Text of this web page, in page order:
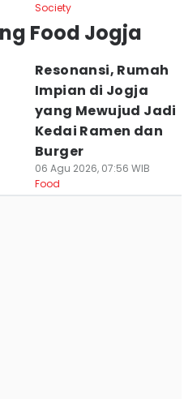
Society
Food Jogja
Resonansi, Rumah
Impian di Jogja
yang Mewujud Jadi
Kedai Ramen dan
Burger
06 Agu 2026, 07:56 WIB
Food